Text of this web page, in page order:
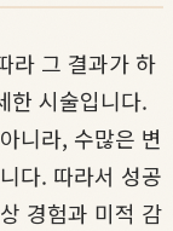
라 그 결과가 하
한 시술입니다.
니라, 수많은 변
다. 따라서 성공
경험과 미적 감